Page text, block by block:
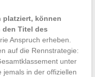
platziert, können
den Titel des
Anspruch erheben.
auf die Rennstrategie:
unter
jemals in der offiziellen